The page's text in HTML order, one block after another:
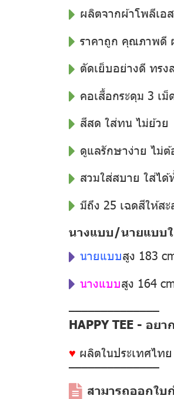
ผลิตจากผ้าโพลีเอ
ราคาถูก คุณภาพดี
ตัดเย็บอย่างดี ทร
คอเสื้อกระดุม 3 เ
สีสด ใส่ทน ไม่ย้วย
ดูแลรักษาง่าย ไม่ต้
สวมใส่สบาย ใส่ไ
มีถึง 25 เฉดสีให้ส
นางแบบ/นายแบบ
นายแบบสูง 183
นางแบบสูง 164
––––––––––––––
HAPPY TEE - อ
♥ ผลิตในประเทศไท
––––––––––––––
สามารถออกใบ